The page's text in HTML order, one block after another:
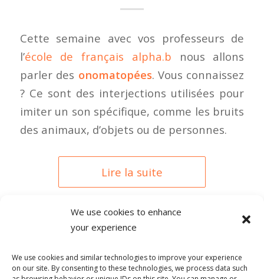
We use cookies to enhance
your experience
We use cookies and similar technologies to improve your experience
on our site. By consenting to these technologies, we process data such
Cette semaine avec vos professeurs de
l’école de français alpha.b nous allons
parler des onomatopées. Vous connaissez
? Ce sont des interjections utilisées pour
imiter un son spécifique, comme les bruits
des animaux, d’objets ou de personnes.
Lire la suite
0 COMMENTAIRES